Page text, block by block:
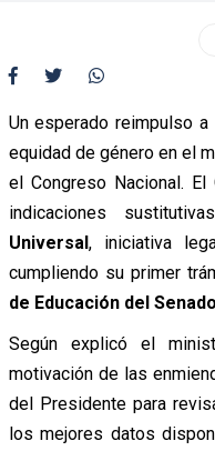
Un esperado reimpulso
equidad de género en el
el Congreso Nacional.
indicaciones
Universal, iniciativa
cumpliendo su primer
de Educación del Senado
Según explicó el
motivación de las
del Presidente para
los mejores datos